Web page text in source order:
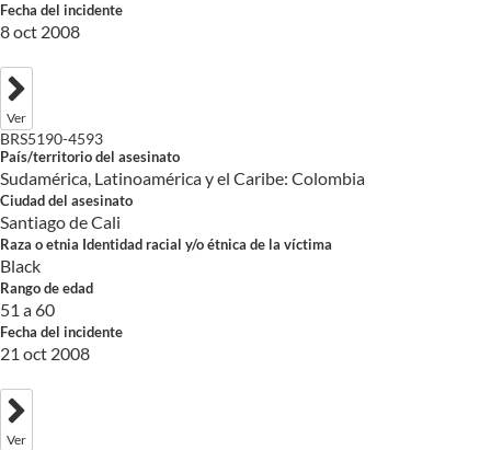
Fecha del incidente
8 oct 2008
Ver
BRS5190-4593
País/territorio del asesinato
Sudamérica, Latinoamérica y el Caribe: Colombia
Ciudad del asesinato
Santiago de Cali
Raza o etnia Identidad racial y/o étnica de la víctima
Black
Rango de edad
51 a 60
Fecha del incidente
21 oct 2008
Ver